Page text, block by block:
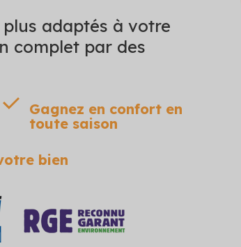
adaptés à votre
complet par des
Gagnez en confort en
toute saison
bien